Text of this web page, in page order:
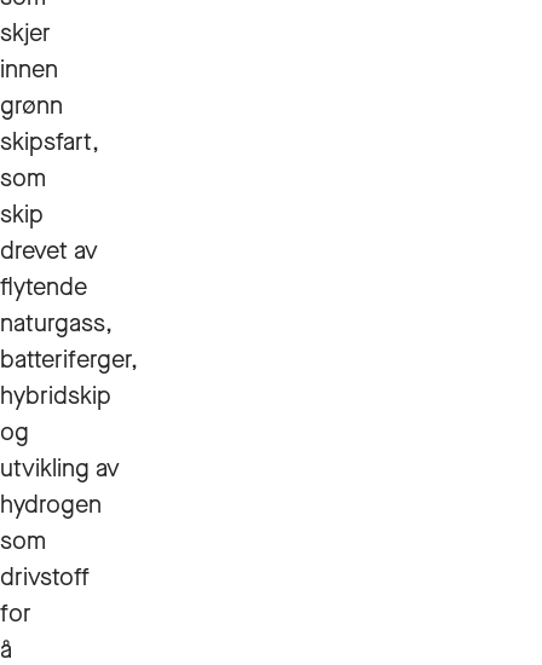
skjer
innen
grønn
skipsfart,
som
skip
drevet av
flytende
naturgass,
batteriferger,
hybridskip
og
utvikling av
hydrogen
som
drivstoff
for
å